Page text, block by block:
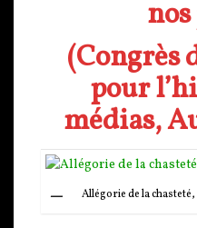
(Congrès
pour
médias,
Allégorie de la